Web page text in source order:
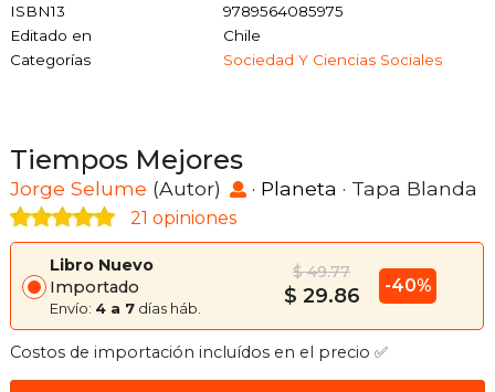
ISBN13
9789564085975
Editado en
Chile
Categorías
Sociedad Y Ciencias Sociales
Tiempos Mejores
Jorge Selume (Autor) · Planeta · Tapa Blanda
21 opiniones
Libro Nuevo
Importado
Envío: 4 a 7 días háb.
$ 49.77
$ 29.86 -40%
Costos de importación incluídos en el precio ✅